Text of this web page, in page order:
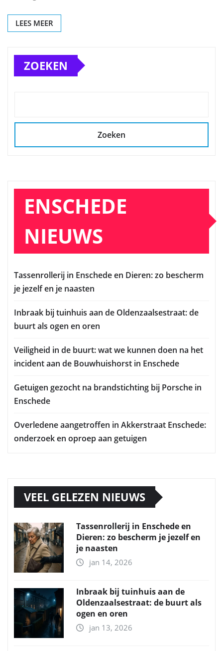
LEES MEER
ZOEKEN
Zoeken
ENSCHEDE
NIEUWS
Tassenrollerij in Enschede en Dieren: zo bescherm
je jezelf en je naasten
Inbraak bij tuinhuis aan de Oldenzaalsestraat: de
buurt als ogen en oren
Veiligheid in de buurt: wat we kunnen doen na het
incident aan de Bouwhuishorst in Enschede
Getuigen gezocht na brandstichting bij Porsche in
Enschede
Overledene aangetroffen in Akkerstraat Enschede:
onderzoek en oproep aan getuigen
VEEL GELEZEN NIEUWS
Tassenrollerij in Enschede en
Dieren: zo bescherm je jezelf en
je naasten
jan 14, 2026
Inbraak bij tuinhuis aan de
Oldenzaalsestraat: de buurt als
ogen en oren
jan 13, 2026